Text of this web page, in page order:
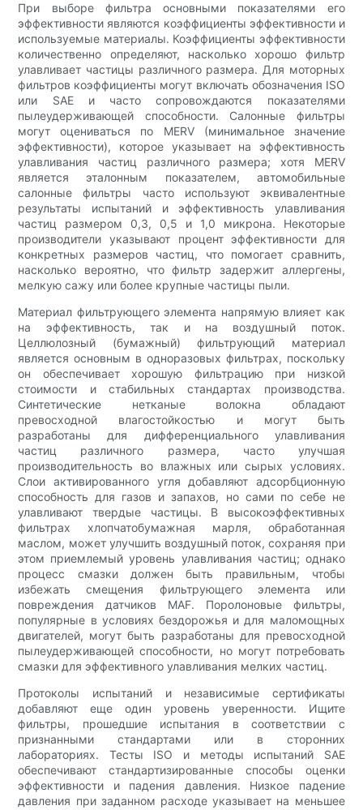
При выборе фильтра основными показателями его
эффективности являются коэффициенты эффективности и
используемые материалы. Коэффициенты эффективности
количественно определяют, насколько хорошо фильтр
улавливает частицы различного размера. Для моторных
фильтров коэффициенты могут включать обозначения ISO
или SAE и часто сопровождаются показателями
пылеудерживающей способности. Салонные фильтры
могут оцениваться по MERV (минимальное значение
эффективности), которое указывает на эффективность
улавливания частиц различного размера; хотя MERV
является эталонным показателем, автомобильные
салонные фильтры часто используют эквивалентные
результаты испытаний и эффективность улавливания
частиц размером 0,3, 0,5 и 1,0 микрона. Некоторые
производители указывают процент эффективности для
конкретных размеров частиц, что помогает сравнить,
насколько вероятно, что фильтр задержит аллергены,
мелкую сажу или более крупные частицы пыли.
Материал фильтрующего элемента напрямую влияет как
на эффективность, так и на воздушный поток.
Целлюлозный (бумажный) фильтрующий материал
является основным в одноразовых фильтрах, поскольку
он обеспечивает хорошую фильтрацию при низкой
стоимости и стабильных стандартах производства.
Синтетические нетканые волокна обладают
превосходной влагостойкостью и могут быть
разработаны для дифференциального улавливания
частиц различного размера, часто улучшая
производительность во влажных или сырых условиях.
Слои активированного угля добавляют адсорбционную
способность для газов и запахов, но сами по себе не
улавливают твердые частицы. В высокоэффективных
фильтрах хлопчатобумажная марля, обработанная
маслом, может улучшить воздушный поток, сохраняя при
этом приемлемый уровень улавливания частиц; однако
процесс смазки должен быть правильным, чтобы
избежать смещения фильтрующего элемента или
повреждения датчиков MAF. Поролоновые фильтры,
популярные в условиях бездорожья и для маломощных
двигателей, могут быть разработаны для превосходной
пылеудерживающей способности, но могут потребовать
смазки для эффективного улавливания мелких частиц.
Протоколы испытаний и независимые сертификаты
добавляют еще один уровень уверенности. Ищите
фильтры, прошедшие испытания в соответствии с
признанными стандартами или в сторонних
лабораториях. Тесты ISO и методы испытаний SAE
обеспечивают стандартизированные способы оценки
эффективности и падения давления. Низкое падение
давления при заданном расходе указывает на меньшее